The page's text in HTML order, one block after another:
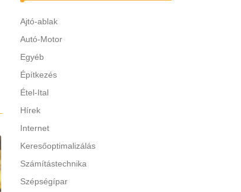
Ajtó-ablak
Autó-Motor
Egyéb
Építkezés
Étel-Ital
Hírek
Internet
Keresőoptimalizálás
Számítástechnika
Szépségípar